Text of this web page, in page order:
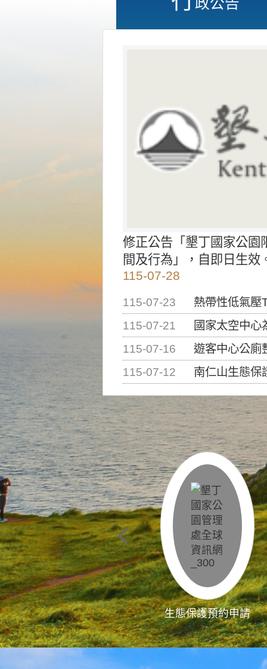
修正公告「墾丁國家公園
間及行為」，自即日生效
115-07-28
115-07-23
熱帶性低氣壓
115-07-21
國家太空中心為辦理
115-07-16
遊客中心公廁
115-07-12
南仁山生態保護區步道已完成
生態保護預約申請